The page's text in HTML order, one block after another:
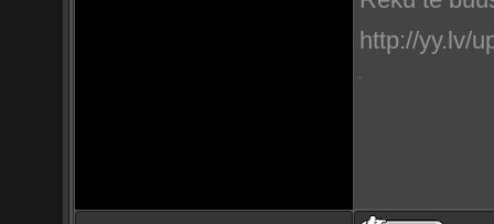
http://yy.lv/